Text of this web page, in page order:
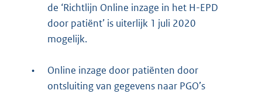
de ‘Richtlijn Online inzage in het H-EPD
door patiënt’ is uiterlijk 1 juli 2020
mogelijk.
•
Online inzage door patiënten door
ontsluiting van gegevens naar PGO’s